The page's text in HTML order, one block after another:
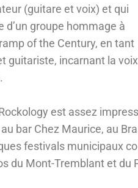
(guitare et voix) et qui
d’un groupe hommage à
of the Century, en tant
guitariste, incarnant la voix
est assez
bar Chez Maurice, au
festivals municipaux
du Mont-Tremblant et du